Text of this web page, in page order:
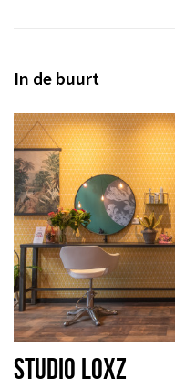
In de buurt
STUDIO LOXZ